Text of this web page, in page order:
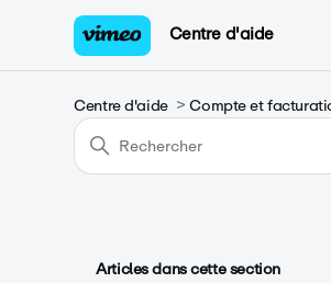
Centre d'aide
Centre d'aide Compte et
Articles dans cette section